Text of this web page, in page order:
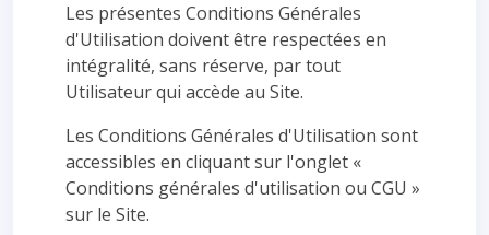
Les présentes Conditions Générales
d'Utilisation doivent être respectées en
intégralité, sans réserve, par tout
Utilisateur qui accède au Site.
Les Conditions Générales d'Utilisation sont
accessibles en cliquant sur l'onglet «
Conditions générales d'utilisation ou CGU »
sur le Site.